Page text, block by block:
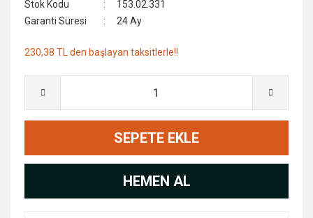
Stok Kodu
153.02.331
Garanti Süresi
24 Ay
230,38 TL den başlayan taksitlerle!!
SEPETE EKLE
HEMEN AL